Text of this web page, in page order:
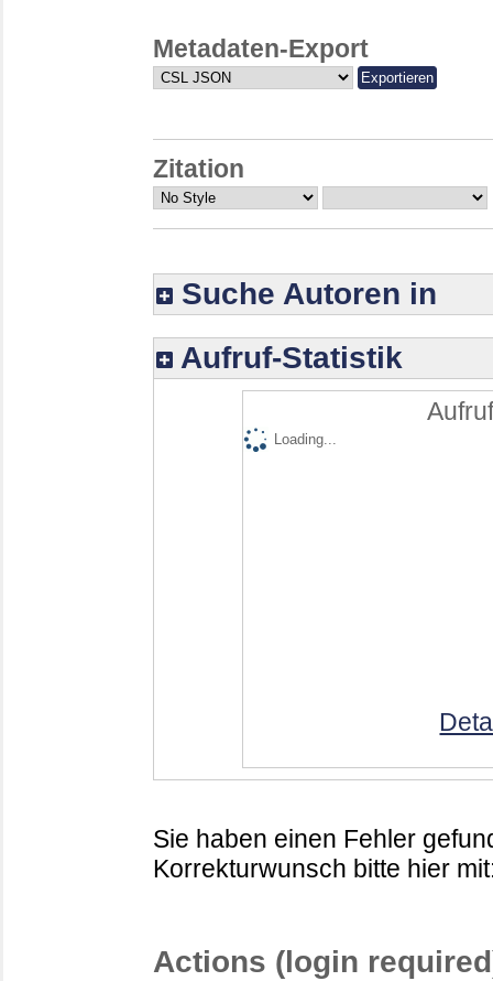
Metadaten-Export
Zitation
Suche Autoren in
Aufruf-Statistik
Loading...
Sie haben einen Fehler
Korrekturwunsch bitte hier
Actions (login